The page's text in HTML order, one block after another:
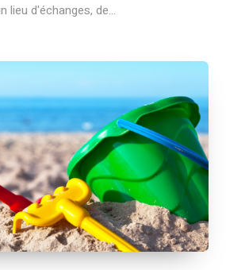
lieu d'échanges, de...